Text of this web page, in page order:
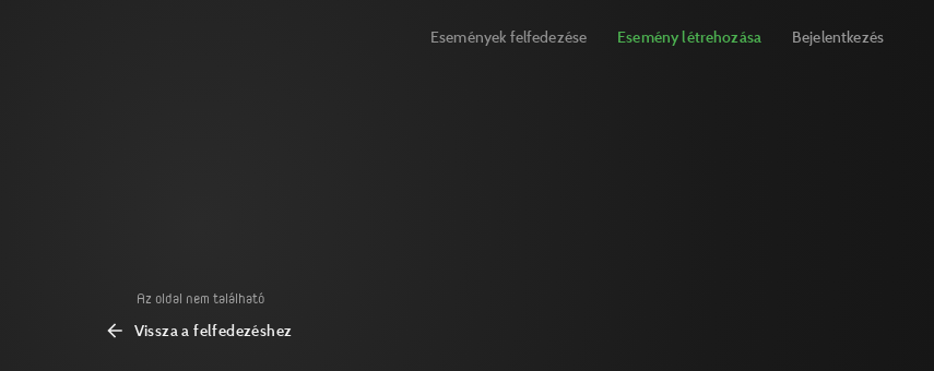
Események felfedezése Esemény létrehozása Bejelentkezés
Az oldal nem található
Vissza a felfedezéshez